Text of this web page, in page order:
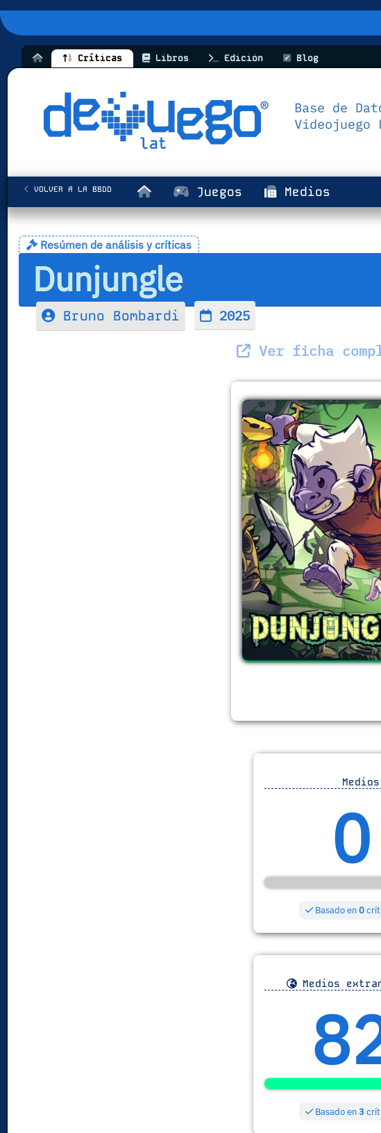
Críticas Libros Edición Blog
Juegos Medios
VOLVER A LA BBDD
Resúmen de análisis y críticas
Dunjungle
Bruno Bombardi 2025
Ver ficha
Medios
0
Basado en0
Medios
Basado en3